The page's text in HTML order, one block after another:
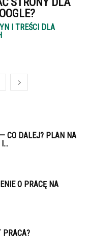
I TREŚCI DLA
CO DALEJ? PLAN NA
O PRACĘ NA
PRACA?